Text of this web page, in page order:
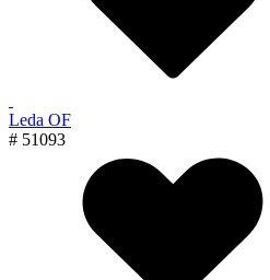
Leda OF
# 51093